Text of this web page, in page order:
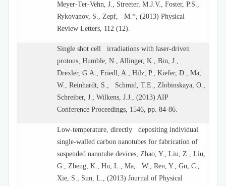
Meyer-Ter-Vehn, J., Streeter, M.J.V., Foster, P.S.,
Rykovanov, S., Zepf, M.*, (2013) Physical
Review Letters, 112 (12).
Single shot cell irradiations with laser-driven
protons, Humble, N., Allinger, K., Bin, J.,
Drexler, G.A., Friedl, A., Hilz, P., Kiefer, D., Ma,
W., Reinhardt, S., Schmid, T.E., Zlobinskaya, O.,
Schreiber, J., Wilkens, J.J., (2013) AIP
Conference Proceedings, 1546, pp. 84-86.
Low-temperature, directly depositing individual
single-walled carbon nanotubes for fabrication of
suspended nanotube devices, Zhao, Y., Liu, Z., Liu,
G., Zheng, K., Hu, L., Ma, W., Ren, Y., Gu, C.,
Xie, S., Sun, L., (2013) Journal of Physical